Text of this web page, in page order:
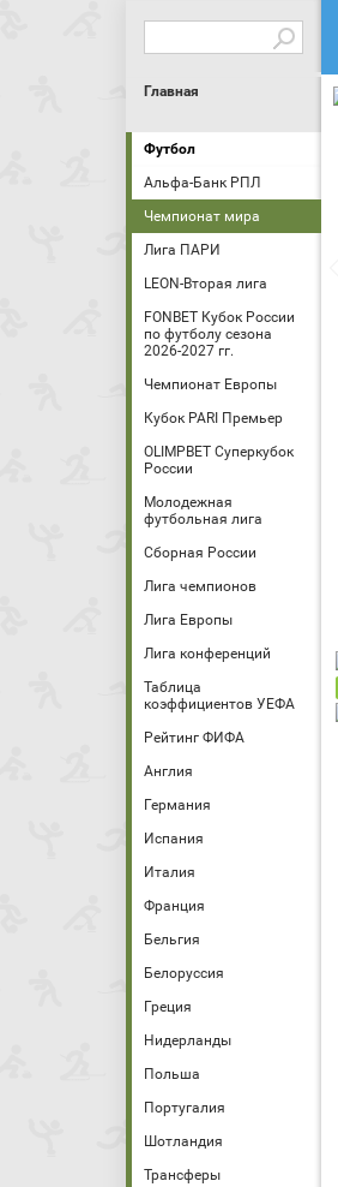
Главная
Футбол
Альфа-Банк РПЛ
Чемпионат мира
Лига ПАРИ
LEON-Вторая лига
FONBET Кубок России
по футболу сезона
2026-2027 гг.
Чемпионат Европы
Кубок PARI Премьер
OLIMPBET Суперкубок
России
Молодежная
футбольная лига
Сборная России
Лига чемпионов
Лига Европы
Лига конференций
Таблица
коэффициентов УЕФА
Рейтинг ФИФА
Англия
Германия
Испания
Италия
Франция
Бельгия
Белоруссия
Греция
Нидерланды
Польша
Португалия
Шотландия
Трансферы